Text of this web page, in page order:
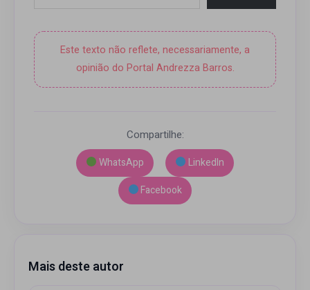
Este texto não reflete, necessariamente, a
opinião do Portal Andrezza Barros.
Compartilhe:
WhatsApp
LinkedIn
Facebook
Mais deste autor